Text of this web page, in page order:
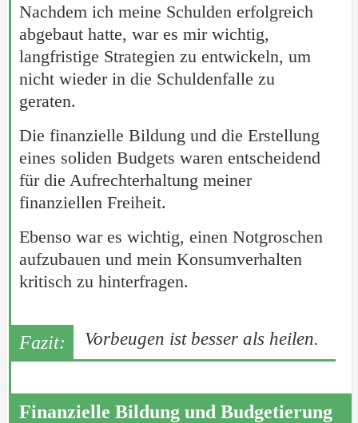
Nachdem ich meine Schulden erfolgreich
abgebaut hatte, war es mir wichtig,
langfristige Strategien zu entwickeln, um
nicht wieder in die Schuldenfalle zu
geraten.
Die finanzielle Bildung und die Erstellung
eines soliden Budgets waren entscheidend
für die Aufrechterhaltung meiner
finanziellen Freiheit.
Ebenso war es wichtig, einen Notgroschen
aufzubauen und mein Konsumverhalten
kritisch zu hinterfragen.
Vorbeugen ist besser als heilen.
Finanzielle Bildung und Budgetierung